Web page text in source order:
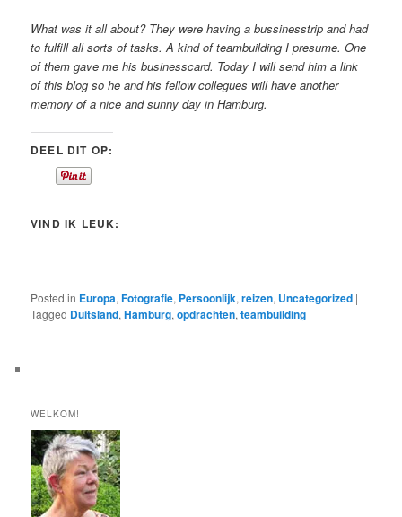
What was it all about? They were having a bussinesstrip and had
to fulfill all sorts of tasks. A kind of teambuilding I presume. One
of them gave me his businesscard. Today I will send him a link
of this blog so he and his fellow collegues will have another
memory of a nice and sunny day in Hamburg.
DEEL DIT OP:
VIND IK LEUK:
Posted in Europa,Fotografie, Persoonlijk,reizen, Uncategorized |
Tagged Duitsland,Hamburg,opdrachten,teambuilding
WELKOM!